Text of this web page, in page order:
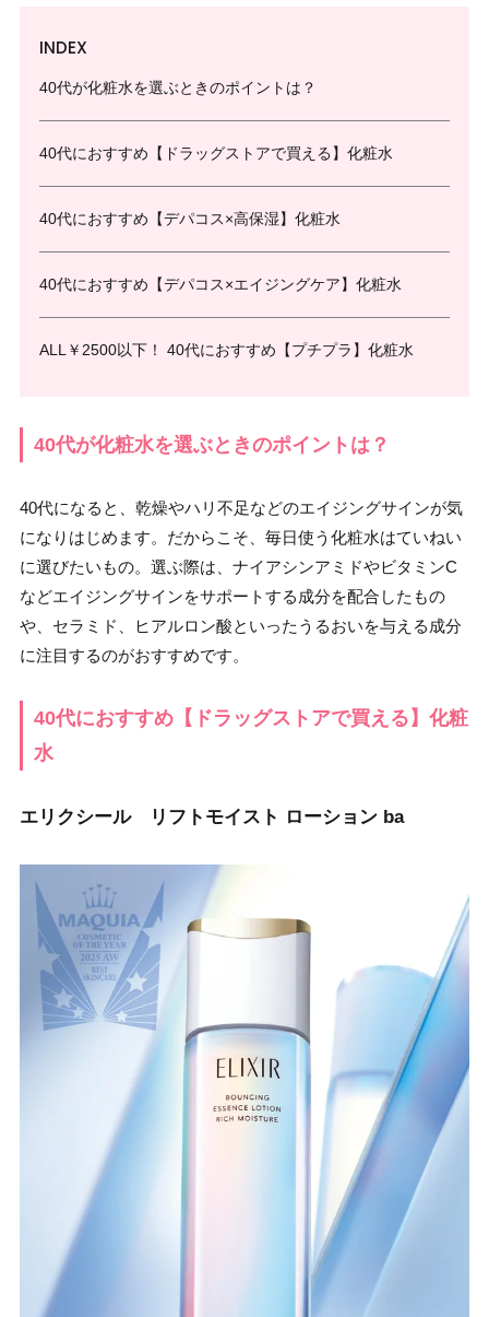
INDEX
40代が化粧水を選ぶときのポイントは？
40代におすすめ【ドラッグストアで買える】化粧水
40代におすすめ【デパコス×高保湿】化粧水
40代におすすめ【デパコス×エイジングケア】化粧水
ALL￥2500以下！ 40代におすすめ【プチプラ】化粧水
40代が化粧水を選ぶときのポイントは？
40代になると、乾燥やハリ不足などのエイジングサインが気
になりはじめます。だからこそ、毎日使う化粧水はていねい
に選びたいもの。選ぶ際は、ナイアシンアミドやビタミンC
などエイジングサインをサポートする成分を配合したもの
や、セラミド、ヒアルロン酸といったうるおいを与える成分
に注目するのがおすすめです。
40代におすすめ【ドラッグストアで買える】化粧
水
エリクシール リフトモイスト ローション ba